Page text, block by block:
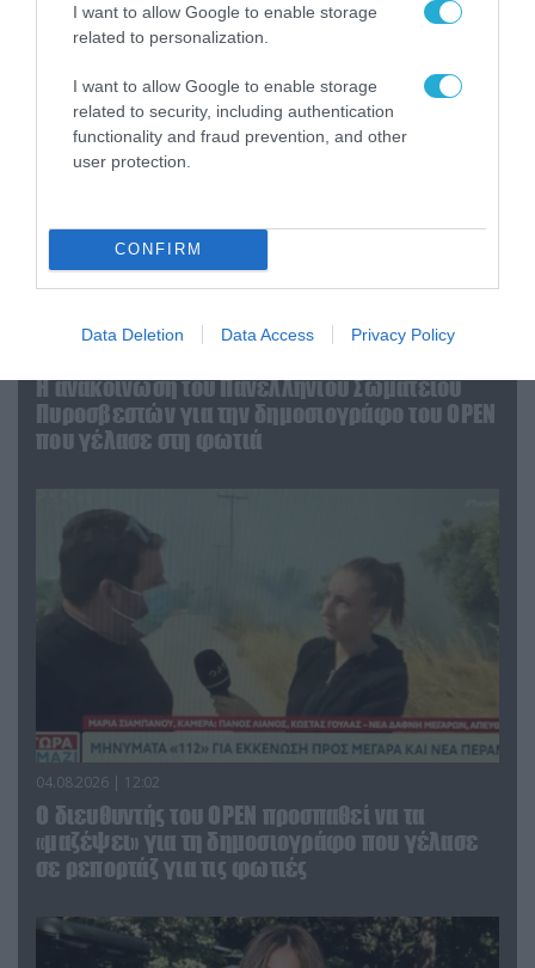
I want to allow Google to enable storage
related to personalization.
I want to allow Google to enable storage
related to security, including authentication
functionality and fraud prevention, and other
user protection.
CONFIRM
Data Deletion Data Access Privacy Policy
υπουργό Ι.Βαρβιτσιώτη (φωτο)
Η ανακοίνωση του Πανελλήνιου Σωματείου
Πυροσβεστών για την δημοσιογράφο του OPEN
που γέλασε στη φωτιά
04.08.2026 | 12:02
O διευθυντής του OPEN προσπαθεί να τα
«μαζέψει» για τη δημοσιογράφο που γέλασε
σε ρεπορτάζ για τις φωτιές